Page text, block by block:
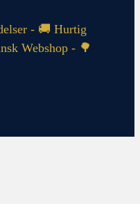
- 🚚 Hurtig
Webshop - 🌳